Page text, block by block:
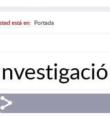
está en: Portada